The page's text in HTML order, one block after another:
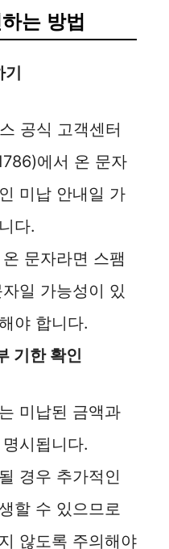
는 방법
기
공식 고객센터
에서 온 문자
미납 안내일 가
다.
문자라면 스팸
일 가능성이 있
야 합니다.
기한 확인
미납된 금액과
시됩니다.
경우 추가적인
할 수 있으므로
않도록 주의해야